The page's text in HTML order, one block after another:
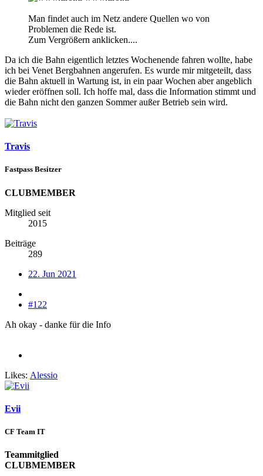
Man findet auch im Netz andere Quellen wo von
Problemen die Rede ist.
Zum Vergrößern anklicken....
Da ich die Bahn eigentlich letztes Wochenende fahren wollte, habe
ich bei Venet Bergbahnen angerufen. Es wurde mir mitgeteilt, dass
die Bahn aktuell in Wartung ist, in ein paar Wochen aber angeblich
wieder eröffnen soll. Ich hoffe mal, dass die Information stimmt und
die Bahn nicht den ganzen Sommer außer Betrieb sein wird.
Travis
Fastpass Besitzer
CLUBMEMBER
Mitglied seit
2015
Beiträge
289
22. Jun 2021
#122
Ah okay - danke für die Info
Likes: Alessio
Evii
CF Team IT
Teammitglied
CLUBMEMBER